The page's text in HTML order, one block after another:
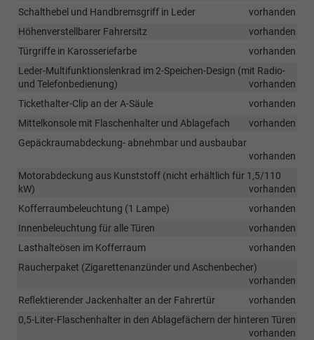
Schalthebel und Handbremsgriff in Leder
vorhanden
Höhenverstellbarer Fahrersitz
vorhanden
Türgriffe in Karosseriefarbe
vorhanden
Leder-Multifunktionslenkrad im 2-Speichen-Design (mit Radio-
und Telefonbedienung)
vorhanden
Tickethalter-Clip an der A-Säule
vorhanden
Mittelkonsole mit Flaschenhalter und Ablagefach
vorhanden
Gepäckraumabdeckung- abnehmbar und ausbaubar
vorhanden
Motorabdeckung aus Kunststoff (nicht erhältlich für 1,5/110
kW)
vorhanden
Kofferraumbeleuchtung (1 Lampe)
vorhanden
Innenbeleuchtung für alle Türen
vorhanden
Lasthalteösen im Kofferraum
vorhanden
Raucherpaket (Zigarettenanzünder und Aschenbecher)
vorhanden
Reflektierender Jackenhalter an der Fahrertür
vorhanden
0,5-Liter-Flaschenhalter in den Ablagefächern der hinteren Türen
vorhanden